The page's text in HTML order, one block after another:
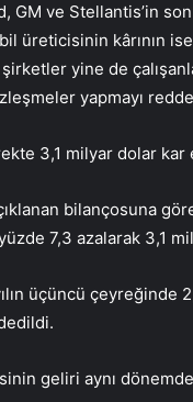
GM ve Stellantis’in
üreticisinin kârının
şirketler yine de
yapmayı
3,1 milyar dolar kar
bilançosuna
7,3 azalarak 3,1
üçüncü çeyreğinde
geliri aynı